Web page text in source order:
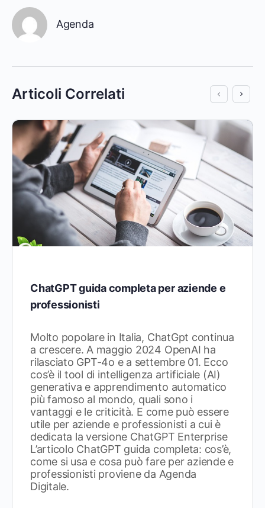
Agenda
Articoli Correlati
ChatGPT guida completa per aziende e
professionisti
Molto popolare in Italia, ChatGpt continua
a crescere. A maggio 2024 OpenAI ha
rilasciato GPT-4o e a settembre 01. Ecco
cos’è il tool di intelligenza artificiale (AI)
generativa e apprendimento automatico
più famoso al mondo, quali sono i
vantaggi e le criticità. E come può essere
utile per aziende e professionisti a cui è
dedicata la versione ChatGPT Enterprise
L’articolo ChatGPT guida completa: cos’è,
come si usa e cosa può fare per aziende e
professionisti proviene da Agenda
Digitale.